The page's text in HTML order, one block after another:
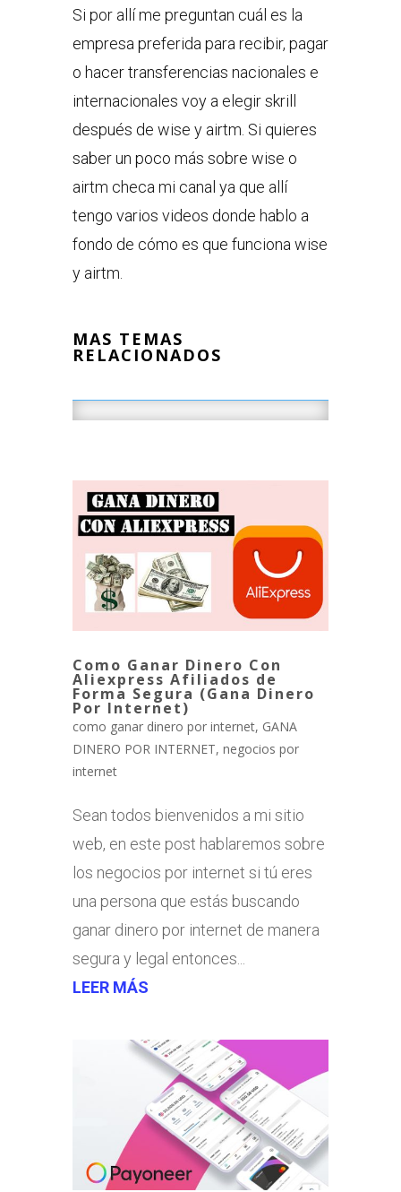
Si por allí me preguntan cuál es la
empresa preferida para recibir, pagar
o hacer transferencias nacionales e
internacionales voy a elegir skrill
después de wise y airtm. Si quieres
saber un poco más sobre wise o
airtm checa mi canal ya que allí
tengo varios videos donde hablo a
fondo de cómo es que funciona wise
y airtm.
MAS TEMAS
RELACIONADOS
Como Ganar Dinero Con
Aliexpress Afiliados de
Forma Segura (Gana Dinero
Por Internet)
como ganar dinero por internet, GANA
DINERO POR INTERNET, negocios por
internet
Sean todos bienvenidos a mi sitio
web, en este post hablaremos sobre
los negocios por internet si tú eres
una persona que estás buscando
ganar dinero por internet de manera
segura y legal entonces...
LEER MÁS